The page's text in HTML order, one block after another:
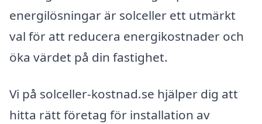
energilösningar är solceller ett utmärkt
val för att reducera energikostnader och
öka värdet på din fastighet.
Vi på solceller-kostnad.se hjälper dig att
hitta rätt företag för installation av